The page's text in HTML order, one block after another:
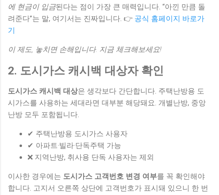
에 현금이 입금된다는 점이 가장 큰 매력입니다. “아낀 만큼 돌
려준다”는 말, 여기서는 진짜입니다. 👉 공식 홈페이지 바로가
기
이 제도, 놓치면 손해입니다. 지금 체크해보세요!
2. 도시가스 캐시백 대상자 확인
도시가스 캐시백 대상은 생각보다 간단합니다. 주택난방용 도
시가스를 사용하는 세대라면 대부분 해당돼요. 개별난방, 중앙
난방 모두 포함됩니다.
✔ 주택난방용 도시가스 사용자
✔ 아파트·빌라·단독주택 가능
❌ 지역난방, 취사용 단독 사용자는 제외
이사한 경우에는 도시가스 고객번호 변경 여부를 꼭 확인해야
합니다. 고지서 오른쪽 상단에 고객번호가 표시돼 있으니 한 번